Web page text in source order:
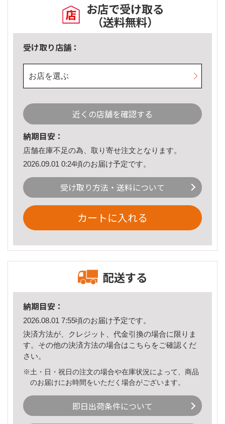
お店で受け取る
（送料無料）
受け取り店舗：
お店を選ぶ
近くの店舗を確認する
納期目安：
店舗在庫不足の為、取り寄せ注文となります。
2026.09.01 0:24頃のお届け予定です。
受け取り方法・送料について
カートに入れる
配送する
納期目安：
2026.08.01 7:55頃のお届け予定です。
決済方法が、クレジット、代金引換の場合に限りま
す。その他の決済方法の場合はこちら をご確認くだ
さい。
※土・日・祝日の注文の場合や在庫状況によって、商品
のお届けにお時間をいただく場合がございます。
即日出荷条件について